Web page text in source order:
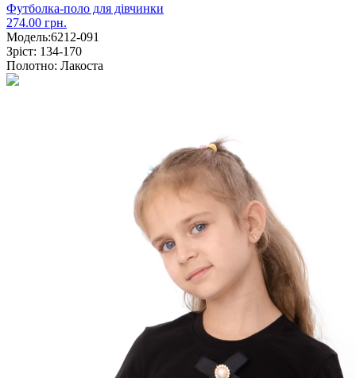
Футболка-поло для дівчинки
274.00 грн.
Модель:6212-091
Зріст: 134-170
Полотно: Лакоста